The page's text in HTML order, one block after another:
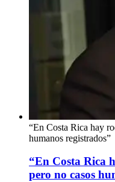
“En Costa Rica hay
humanos registrados”
“En Costa Rica
pero no casos